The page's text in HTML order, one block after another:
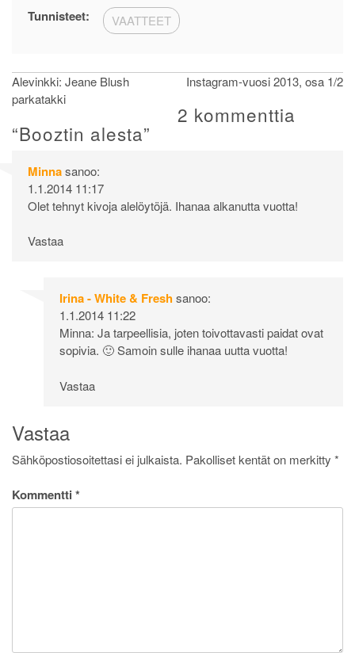
Tunnisteet: VAATTEET
Artikkelien
selaus
Alevinkki: Jeane Blush
parkatakki
Instagram-vuosi 2013, osa 1/2
2 kommenttia
“Booztin alesta”
Minnasanoo:
1.1.2014 11:17
Olet tehnyt kivoja alelöytöjä. Ihanaa alkanutta vuotta!
Vastaa
Irina - White & Freshsanoo:
1.1.2014 11:22
Minna: Ja tarpeellisia, joten toivottavasti paidat ovat
sopivia. 🙂 Samoin sulle ihanaa uutta vuotta!
Vastaa
Vastaa
Sähköpostiosoitettasi ei julkaista. Pakolliset kentät on merkitty *
Kommentti *